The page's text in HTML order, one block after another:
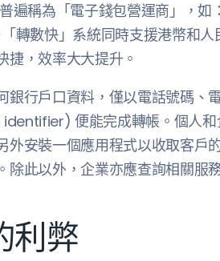
普遍稱為「電子錢包營運商」，
轉數快」系統同時支援港幣和
捷，效率大大提升。
銀行戶口資料，僅以電話號碼、
identifier) 便能完成轉帳。個人
外安裝一個應用程式以收取客戶
除此以外，企業亦應查詢相關服
利弊